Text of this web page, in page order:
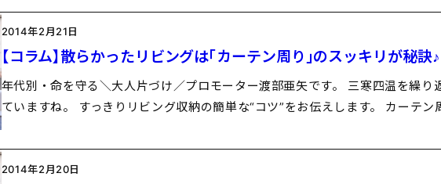
2014年2月21日
【コラム】散らかったリビングは「カーテン周り」のスッキリが秘訣♪
年代別・命を守る＼大人片づけ／プロモーター渡部亜矢です。 三寒四温を繰り
ていますね。 すっきりリビング収納の簡単な“コツ”をお伝えします。 カーテン
2014年2月20日